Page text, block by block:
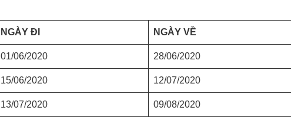
NGÀY ĐI NGÀY VỀ
01/06/2020 28/06/2020
15/06/2020 12/07/2020
13/07/2020 09/08/2020